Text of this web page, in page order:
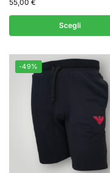
55,00 €
Scegli
-49%